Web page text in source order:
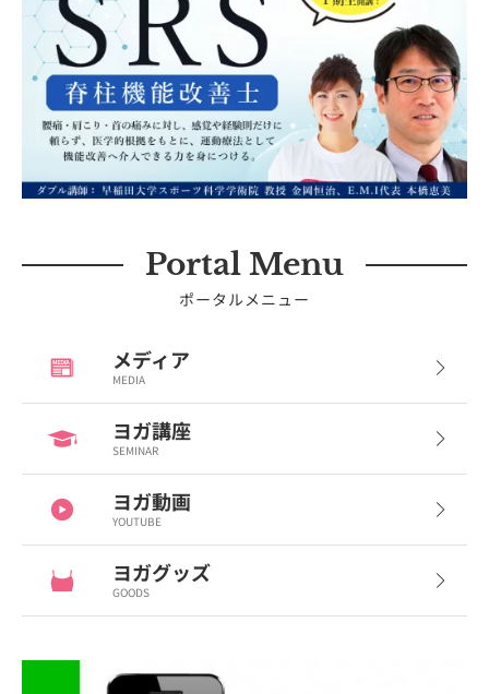
Portal Menu
ポータルメニュー
メディア
MEDIA
ヨガ講座
SEMINAR
ヨガ動画
YOUTUBE
ヨガグッズ
GOODS